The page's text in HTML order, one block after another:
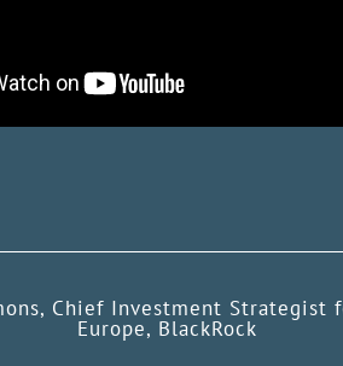
Chief Investment Strategist
Europe, BlackRock